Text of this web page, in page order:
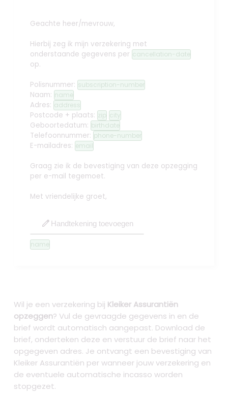
Geachte heer/mevrouw,
Hierbij zeg ik mijn verzekering met
onderstaande gegevens per cancellation-date
op.
Polisnummer: subscription-number
Naam: name
Adres: address
Postcode + plaats: zip city
Geboortedatum: birthdate
Telefoonnummer: phone-number
E-mailadres: email
Graag zie ik de bevestiging van deze opzegging
per e-mail tegemoet.
Met vriendelijke groet,
edit Handtekening toevoegen
name
Wil je een verzekering bij Kleiker Assurantiën
opzeggen? Vul de gevraagde gegevens in en de
brief wordt automatisch aangepast. Download de
brief, onderteken deze en verstuur de brief naar het
opgegeven adres. Je ontvangt een bevestiging van
Kleiker Assurantiën per wanneer jouw verzekering en
de eventuele automatische incasso worden
stopgezet.